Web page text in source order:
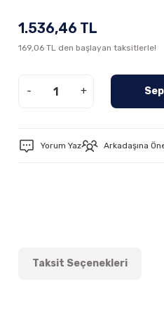
1.536,46 TL
169,06 TL den başlayan taksitlerle!
- +
Yorum Yaz Arkadaşına
Taksit Seçenekleri